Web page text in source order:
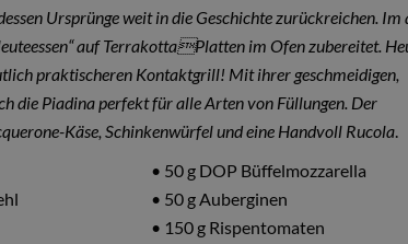
Ursprünge weit in die Geschichte zurückreichen. Im
auf TerrakottaPlatten im Ofen zubereitet.
praktischeren Kontaktgrill! Mit ihrer geschmeidigen,
die Piadina perfekt für alle Arten von Füllungen. Der
Käse, Schinkenwürfel und eine Handvoll Rucola.
• 50 g DOP Büffelmozzarella
• 50 g Auberginen
• 150 g Rispentomaten